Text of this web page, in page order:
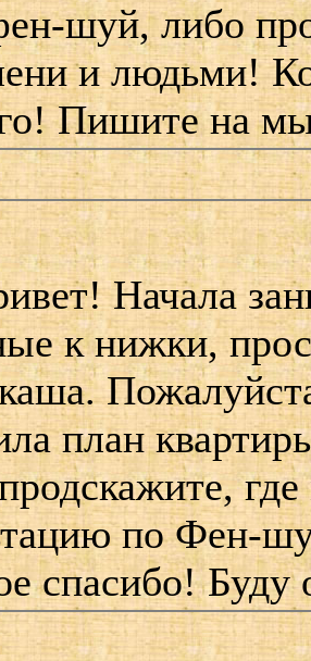
шуй, либо
и людьми!
Пишите на
Начала
к нижки,
план
по Фен-
спасибо!